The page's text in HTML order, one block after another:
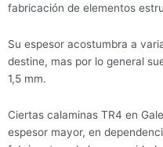
fabricación de elementos
Su espesor acostumbra a
destine, mas por lo general
1,5 mm.
Ciertas calaminas TR4 en
espesor mayor, en